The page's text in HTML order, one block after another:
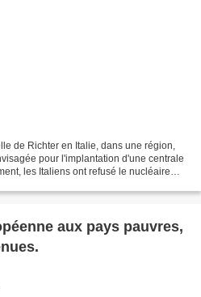
de Richter en Italie, dans une région,
pour l'implantation d'une centrale
les Italiens ont refusé le nucléaire
aux pays pauvres,